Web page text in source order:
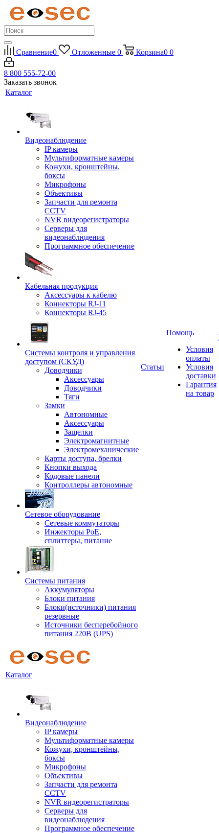
Сравнение0 Отложенные 0 Корзина0 0
8 800 555-72-00
Заказать звонок
Каталог
Видеонаблюдение
IP камеры
Мультиформатные камеры
Кожухи, кронштейны,
боксы
Микрофоны
Объективы
Запчасти для ремонта
CCTV
NVR видеорегистраторы
Серверы для
видеонаблюдения
Программное обеспечение
Кабельная продукция
Аксессуары к кабелю
Коннекторы RJ-11
Коннекторы RJ-45
Системы контроля и управления
доступом (СКУД)
Доводчики
Аксессуары
Доводчики
Тяги
Замки
Автономные
Аксессуары
Защелки
Электромагнитные
Электромеханические
Карты доступа, брелки
Кнопки выхода
Кодовые панели
Контроллеры автономные
Сетевое оборудование
Сетевые коммутаторы
Инжекторы РоЕ,
сплиттеры, питание
Системы питания
Аккумуляторы
Блоки питания
Блоки(источники) питания
резервные
Источники бесперебойного
питания 220В (UPS)
Статьи
Помощь
Условия
оплаты
Условия
доставки
Гарантия
на товар
Каталог
Видеонаблюдение
IP камеры
Мультиформатные камеры
Кожухи, кронштейны,
боксы
Микрофоны
Объективы
Запчасти для ремонта
CCTV
NVR видеорегистраторы
Серверы для
видеонаблюдения
Программное обеспечение